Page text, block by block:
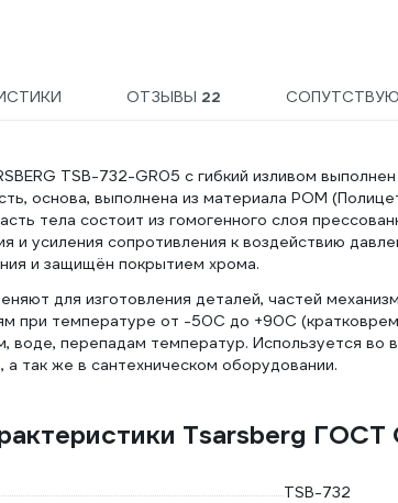
ОТЗЫВЫ 22
TSB-732-GR05 с гибкий изливом
основа, выполнена из материала POM
тела состоит из гомогенного слоя
и усиления сопротивления к воздействию
и защищён покрытием хрома.
для изготовления деталей, частей
при температуре от -50С до +90С
воде, перепадам температур. Используется во
так же в сантехническом оборудовании.
Tsarsberg
TSB-732